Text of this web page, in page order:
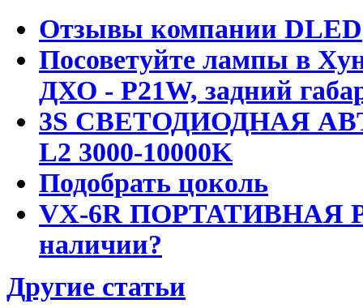
Отзывы компании DLED
Посоветуйте лампы в
ДХО - P21W, задний
3S СВЕТОДИОДНАЯ
L2 3000-10000K
Подобрать цоколь
VX-6R ПОРТАТИВНАЯ
наличии?
Другие статьи